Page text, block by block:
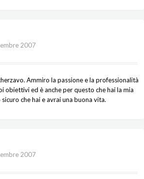
2007
Ammiro la passione e la professionalità
obiettivi ed è anche per questo che hai la mia
che hai e avrai una buona vita.
2007